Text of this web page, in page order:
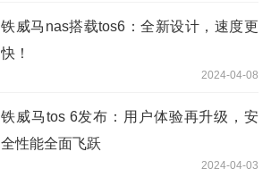
铁威马nas搭载tos6：全新设计，速度更
快！
2024-04-08
铁威马tos 6发布：用户体验再升级，安
全性能全面飞跃
2024-04-03